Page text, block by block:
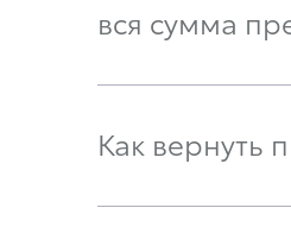
вся сумма
Как вернуть